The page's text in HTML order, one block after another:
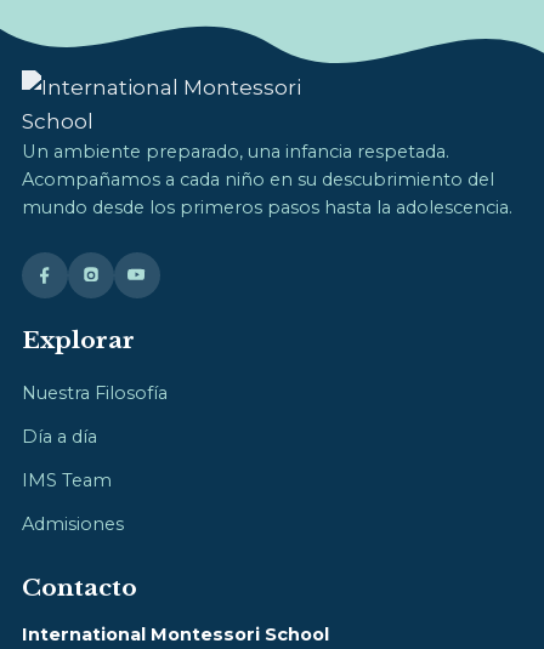
Un ambiente preparado, una infancia respetada.
Acompañamos a cada niño en su descubrimiento del
mundo desde los primeros pasos hasta la adolescencia.
Explorar
Nuestra Filosofía
Día a día
IMS Team
Admisiones
Contacto
International Montessori School